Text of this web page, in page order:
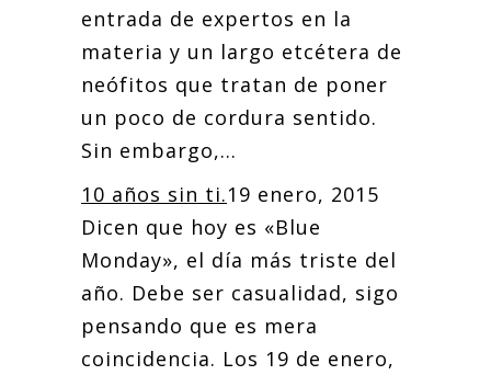
entrada de expertos en la
materia y un largo etcétera de
neófitos que tratan de poner
un poco de cordura sentido.
Sin embargo,...
10 años sin ti.19 enero, 2015
Dicen que hoy es «Blue
Monday», el día más triste del
año. Debe ser casualidad, sigo
pensando que es mera
coincidencia. Los 19 de enero,